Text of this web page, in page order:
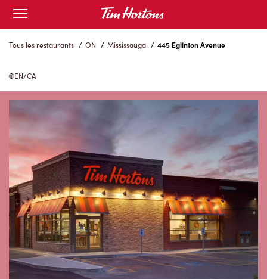
Skip
Content
Open
mobile
menu
Tous les restaurants / ON / Mississauga / 445 Eglinton Avenue
EN/CA